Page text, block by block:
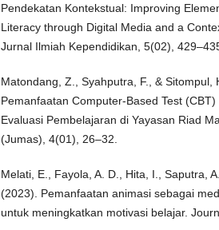
Pendekatan Kontekstual: Improving
Literacy through Digital Media and a
Jurnal Ilmiah Kependidikan, 5(02),
Matondang, Z., Syahputra, F., & Sitompul,
Pemanfaatan Computer-Based Test
Evaluasi Pembelajaran di Yayasan Riad
(Jumas), 4(01), 26–32.
Melati, E., Fayola, A. D., Hita, I., Saputra,
(2023). Pemanfaatan animasi sebagai
untuk meningkatkan motivasi belajar.